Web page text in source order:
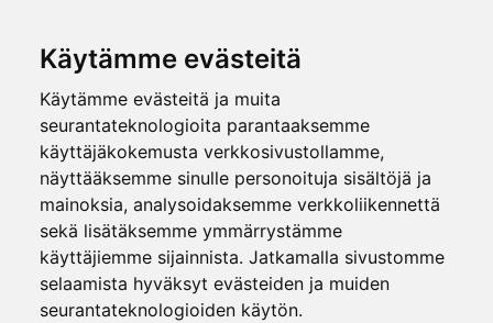
Käytämme evästeitä
Käytämme evästeitä ja muita
seurantateknologioita parantaaksemme
käyttäjäkokemusta verkkosivustollamme,
näyttääksemme sinulle personoituja sisältöjä ja
mainoksia, analysoidaksemme verkkoliikennettä
sekä lisätäksemme ymmärrystämme
käyttäjiemme sijainnista. Jatkamalla sivustomme
selaamista hyväksyt evästeiden ja muiden
seurantateknologioiden käytön.